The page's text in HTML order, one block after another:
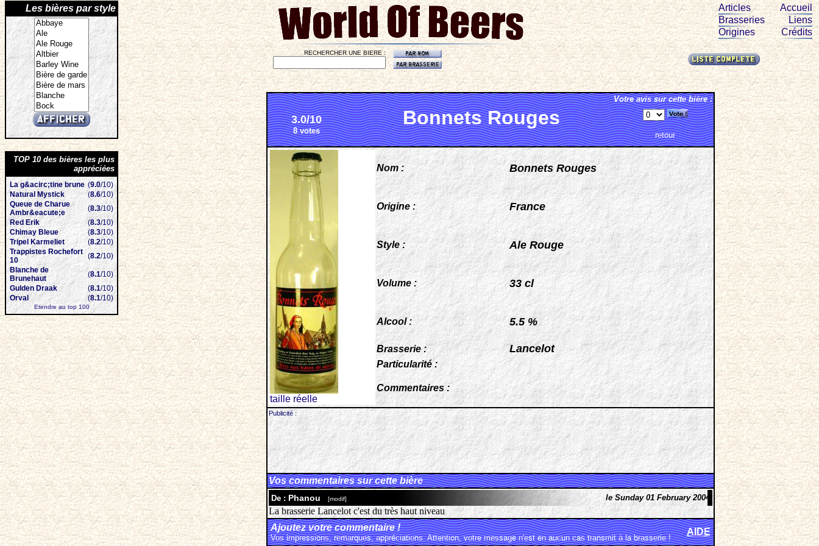
Les bières par style
TOP 10 des bières les plus
appréciées
La g&acirc;tine brune (9.0/10)
Natural Mystick
(8.6/10)
Queue de Charue
Ambr&eacute;e
(8.3/10)
Red Erik
(8.3/10)
Chimay Bleue
(8.3/10)
Tripel Karmeliet
(8.2/10)
Trappistes Rochefort
10
(8.2/10)
Blanche de
Brunehaut
(8.1/10)
Gulden Draak
(8.1/10)
Orval
(8.1/10)
Etendre au top 100
Articles
Brasseries
Origines
Accueil
Liens
Crédits
RECHERCHER UNE BIERE :
Votre avis sur cette bière :
3.0/10
8 votes
Bonnets Rouges
retour
taille réelle
Nom : Bonnets Rouges
Origine : France
Style : Ale Rouge
Volume : 33 cl
Alcool : 5.5 %
Brasserie : Lancelot
Particularité :
Commentaires :
Publicité :
Vos commentaires sur cette bière
De : Phanou [modif] le Sunday 01 February 2004
La brasserie Lancelot c'est du très haut niveau
Ajoutez votre commentaire !
Vos impressions, remarques, appréciations. Attention, votre message n'est en aucun cas transmit à la brasserie !
AIDE